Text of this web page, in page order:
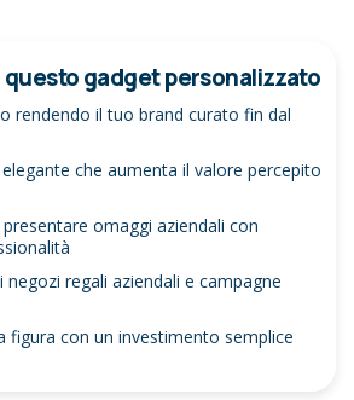
questo gadget personalizzato
rendendo il tuo brand curato fin dal
che aumenta il valore percepito
omaggi aziendali con
negozi regali aziendali e campagne
figura con un investimento semplice